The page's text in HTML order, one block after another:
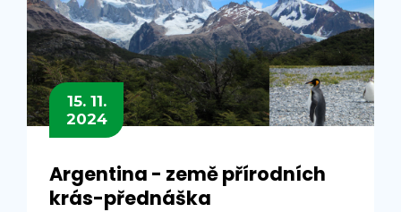
15. 11.
2024
Argentina - země přírodních
krás-přednáška